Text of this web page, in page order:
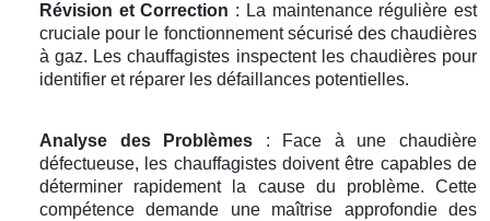
Révision et Correction : La maintenance régulière est
cruciale pour le fonctionnement sécurisé des chaudières
à gaz. Les chauffagistes inspectent les chaudières pour
identifier et réparer les défaillances potentielles.
Analyse des Problèmes : Face à une chaudière
défectueuse, les chauffagistes doivent être capables de
déterminer rapidement la cause du problème. Cette
compétence demande une maîtrise approfondie des